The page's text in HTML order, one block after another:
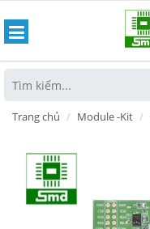
Trang chủ Module -Kit